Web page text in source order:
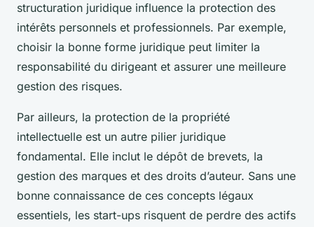
structuration juridique influence la protection des
intérêts personnels et professionnels. Par exemple,
choisir la bonne forme juridique peut limiter la
responsabilité du dirigeant et assurer une meilleure
gestion des risques.
Par ailleurs, la protection de la propriété
intellectuelle est un autre pilier juridique
fondamental. Elle inclut le dépôt de brevets, la
gestion des marques et des droits d’auteur. Sans une
bonne connaissance de ces concepts légaux
essentiels, les start-ups risquent de perdre des actifs